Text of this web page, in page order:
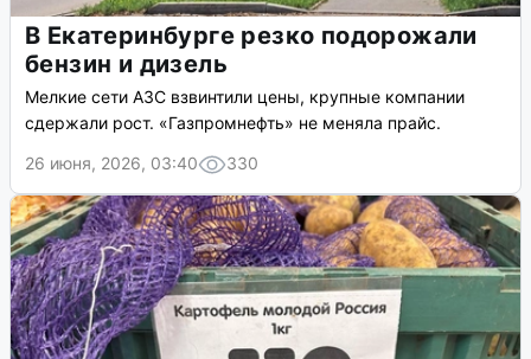
В Екатеринбурге резко подорожали
бензин и дизель
Мелкие сети АЗС взвинтили цены, крупные компании
сдержали рост. «Газпромнефть» не меняла прайс.
26 июня, 2026, 03:40
330